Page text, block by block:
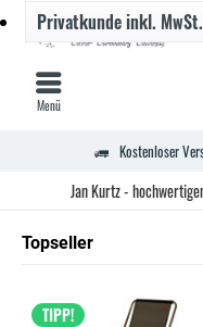
Kostenloser
Privatkundeinkl. MwSt.
Menü
Jan Kurtz -
Topseller
TIPP!